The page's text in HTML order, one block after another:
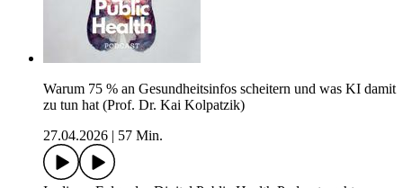
Warum 75 % an Gesundheitsinfos scheitern und was KI damit
zu tun hat (Prof. Dr. Kai Kolpatzik)
27.04.2026
57 Min.